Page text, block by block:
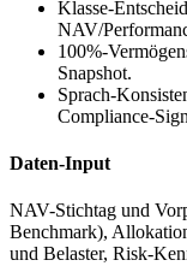
Klasse-
NAV/
100%-
Snapshot.
Sprach-
Compliance-
Daten-Input
NAV-Stichtag und
Benchmark),
und Belaster, Risk-